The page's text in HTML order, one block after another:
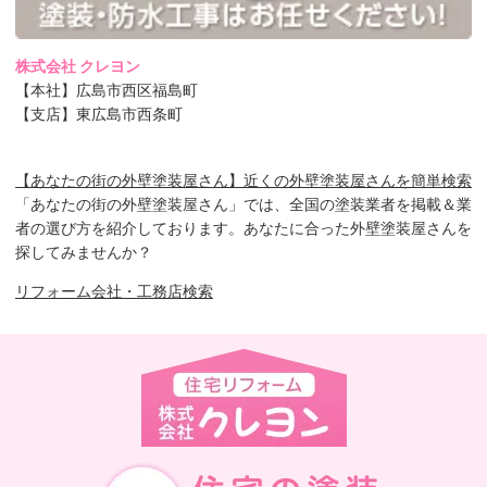
株式会社 クレヨン
【本社】広島市西区福島町
【支店】東広島市西条町
【あなたの街の外壁塗装屋さん】近くの外壁塗装屋さんを簡単検索
「あなたの街の外壁塗装屋さん」では、全国の塗装業者を掲載＆業
者の選び方を紹介しております。あなたに合った外壁塗装屋さんを
探してみませんか？
リフォーム会社・工務店検索